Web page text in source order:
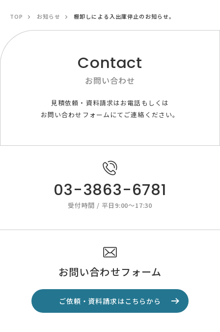
TOP お知らせ 棚卸しによる入出庫停止のお知らせ。
Contact
お問い合わせ
見積依頼・資料請求はお電話もしくは
お問い合わせフォームにてご連絡ください。
03-3863-6781
受付時間 / 平日9:00～17:30
お問い合わせフォーム
ご依頼・資料請求はこちらから